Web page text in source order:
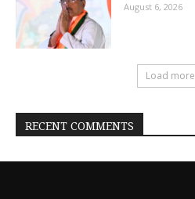
August 6, 2026
Load more
RECENT COMMENTS